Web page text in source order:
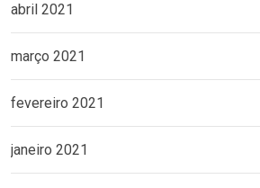
abril 2021
março 2021
fevereiro 2021
janeiro 2021